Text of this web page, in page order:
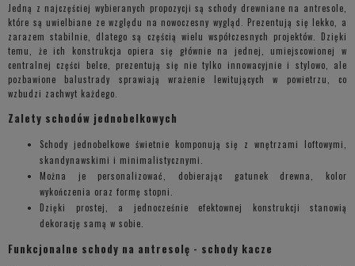
Jedną z najczęściej wybieranych propozycji są schody drewniane na antresole,
które są uwielbiane ze względu na nowoczesny wygląd. Prezentują się lekko, a
zarazem stabilnie, dlatego są częścią wielu współczesnych projektów. Dzięki
temu, że ich konstrukcja opiera się głównie na jednej, umiejscowionej w
centralnej części belce, prezentują się nie tylko innowacyjnie i stylowo, ale
pozbawione balustrady sprawiają wrażenie lewitujących w powietrzu, co
wzbudzi zachwyt każdego.
Zalety schodów jednobelkowych
Schody jednobelkowe świetnie komponują się z wnętrzami loftowymi,
skandynawskimi i minimalistycznymi.
Można je personalizować, dobierając gatunek drewna, kolor
wykończenia oraz formę stopni.
Dzięki prostej, a jednocześnie efektownej konstrukcji stanowią
dekorację samą w sobie.
Funkcjonalne schody na antresolę - schody kacze